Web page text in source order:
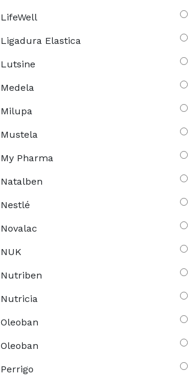
LifeWell
Ligadura Elastica
Lutsine
Medela
Milupa
Mustela
My Pharma
Natalben
Nestlé
Novalac
NUK
Nutriben
Nutricia
Oleoban
Oleoban
Perrigo